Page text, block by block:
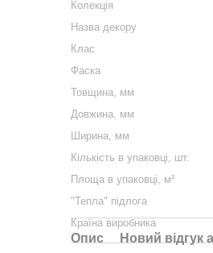
Колекція
Назва декору
Клас
Фаска
Товщина, мм
Довжина, мм
Ширина, мм
Кількість в упаковці, шт.
Площа в упаковці, м²
"Тепла" підлога
Країна виробника
Опис
Новий відгук